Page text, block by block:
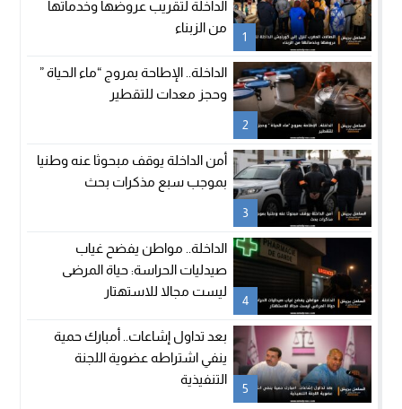
1
الداخلة لتقريب عروضها وخدماتها
من الزبناء
2
الداخلة.. الإطاحة بمروج “ماء الحياة ”
وحجز معدات للتقطير
3
أمن الداخلة يوقف مبحوثا عنه وطنيا
بموجب سبع مذكرات بحث
4
الداخلة.. مواطن يفضح غياب
صيدليات الحراسة: حياة المرضى
ليست مجالا للاستهتار
5
بعد تداول إشاعات.. أمبارك حمية
ينفي اشتراطه عضوية اللجنة
التنفيذية